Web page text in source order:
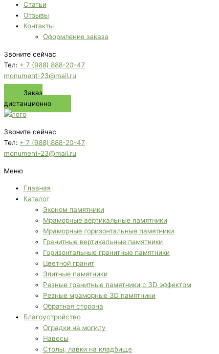
Статьи
Отзывы
Контакты
Оформление заказа
Звоните сейчас
Тел: + 7 (988) 888-20-47
monument-23@mail.ru
Заказ
дистанционно
Звоните сейчас
Тел: + 7 (988) 888-20-47
monument-23@mail.ru
Меню
Главная
Каталог
Эконом памятники
Мраморные вертикальные памятники
Мраморные горизонтальные памятники
Гранитные вертикальные памятники
Горизонтальные гранитные памятники
Цветной гранит
Элитные памятники
Резные гранитные памятники с 3D эффектом
Резные мраморные 3D памятники
Обратная сторона
Благоустройство
Оградки на могилу
Навесы
Столы, лавки на кладбище